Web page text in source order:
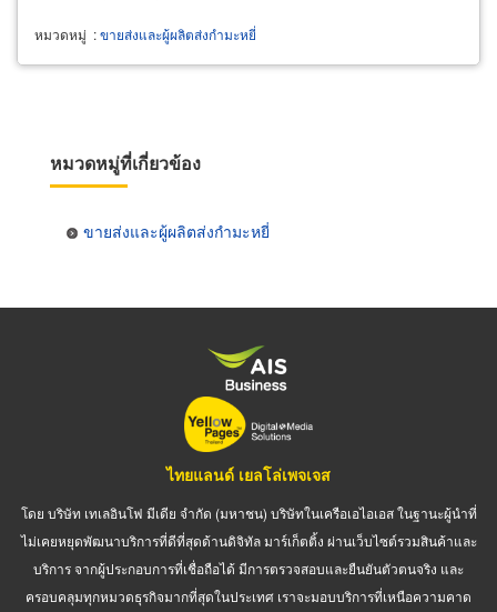
หมวดหมู่ :ขายส่งและผู้ผลิตส่งกำมะหยี่
หมวดหมู่ที่เกี่ยวข้อง
ขายส่งและผู้ผลิตส่งกำมะหยี่
ไทยแลนด์ เยลโล่เพจเจส
โดย บริษัท เทเลอินโฟ มีเดีย จำกัด (มหาชน) บริษัทในเครือเอไอเอส ในฐานะผู้นำที่
ไม่เคยหยุดพัฒนาบริการที่ดีที่สุดด้านดิจิทัล มาร์เก็ตติ้ง ผ่านเว็บไซต์รวมสินค้าและ
บริการ จากผู้ประกอบการที่เชื่อถือได้ มีการตรวจสอบและยืนยันตัวตนจริง และ
ครอบคลุมทุกหมวดธุรกิจมากที่สุดในประเทศ เราจะมอบบริการที่เหนือความคาด